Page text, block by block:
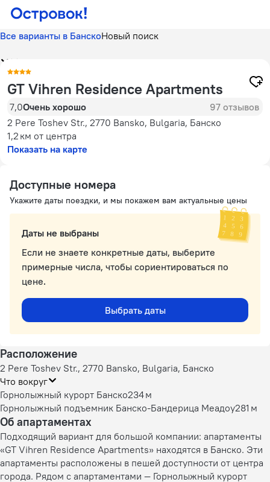
Все варианты в БанскоНовый поиск
GT Vihren Residence Apartments
7,0Очень хорошо
97 отзывов
2 Pere Toshev Str., 2770 Bansko, Bulgaria, Банско
1,2 км от центра
Показать на карте
Доступные номера
Укажите даты поездки, и мы покажем вам актуальные цены
Даты не выбраны
Если не знаете конкретные даты, выберите
примерные числа, чтобы сориентироваться по
цене.
Выбрать даты
Расположение
2 Pere Toshev Str., 2770 Bansko, Bulgaria, Банско
Что вокруг
Горнолыжный курорт Банско234 м
Горнолыжный подъемник Банско-Бандерица Меадоу281 м
Об апартаментах
Подходящий вариант для большой компании: апартаменты
«GT Vihren Residence Apartments» находятся в Банско. Эти
апартаменты расположены в пешей доступности от центра
города. Рядом с апартаментами — Горнолыжный курорт